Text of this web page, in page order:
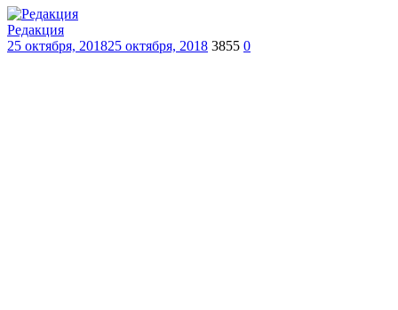
Редакция
25 октября, 201825 октября, 2018 3855 0